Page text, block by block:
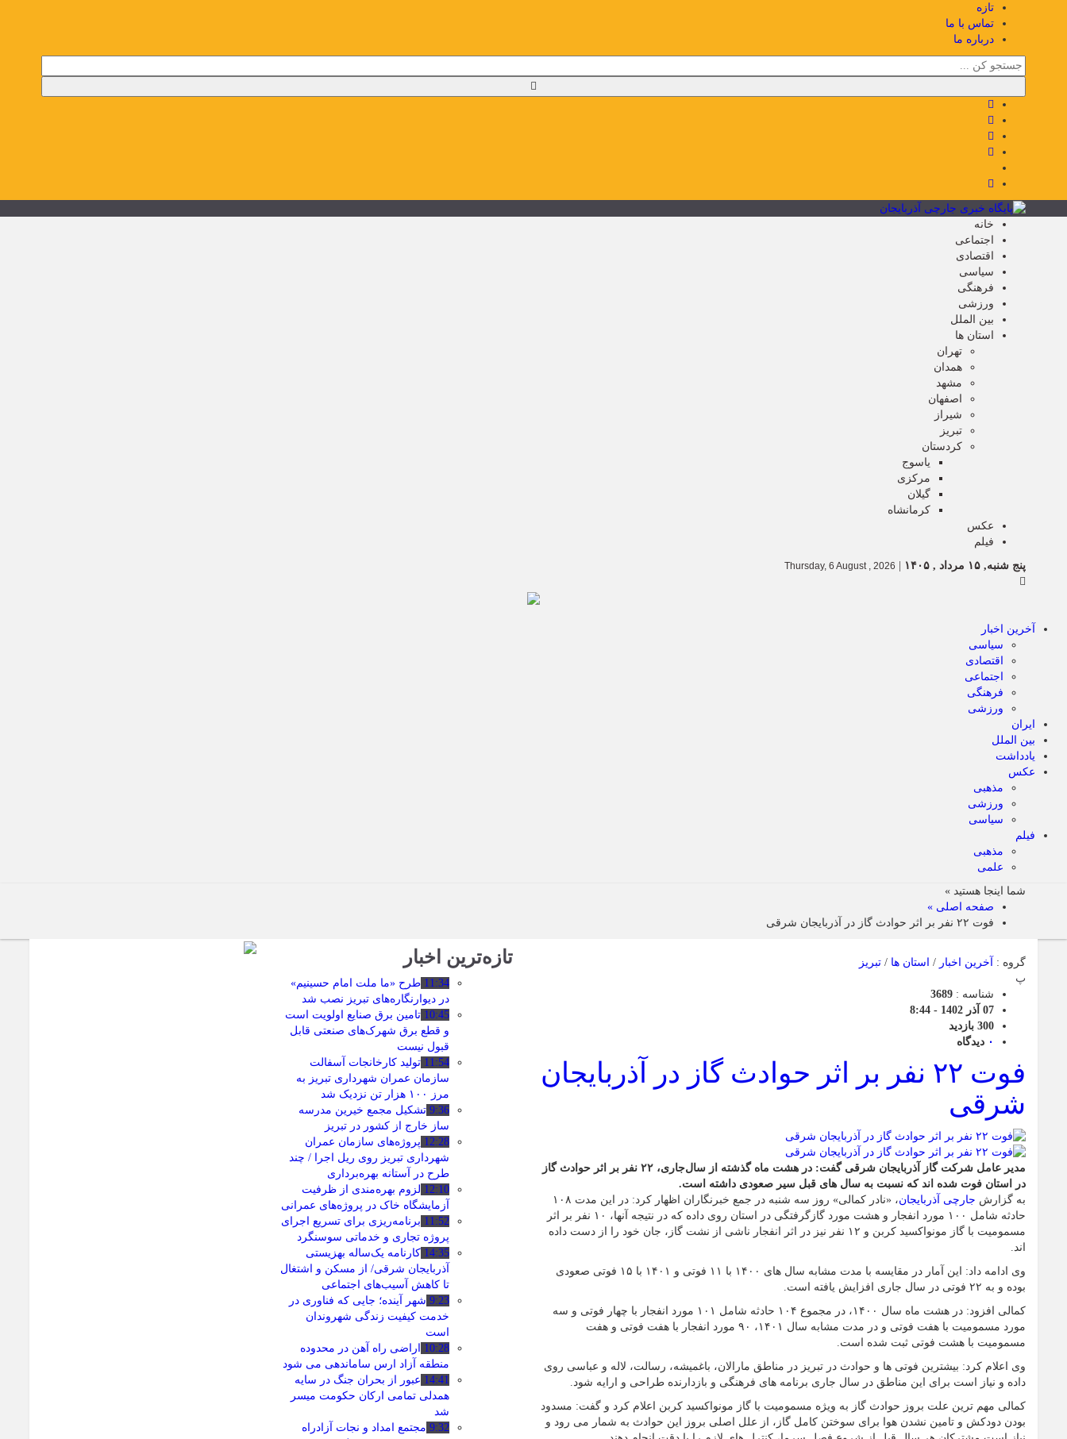
تازه
تماس با ما
درباره ما
خانه
اجتماعی
اقتصادی
سیاسی
فرهنگی
ورزشی
بین الملل
استان ها
تهران
همدان
مشهد
اصفهان
شیراز
تبریز
کردستان
یاسوج
مرکزی
گیلان
کرمانشاه
عکس
فیلم
پنج شنبه, ۱۵ مرداد , ۱۴۰۵
Thursday, 6 August , 2026
آخرین اخبار
سیاسی
اقتصادی
اجتماعی
فرهنگی
ورزشی
ایران
بین الملل
یادداشت
عکس
مذهبی
ورزشی
سیاسی
فیلم
مذهبی
علمی
شما اینجا هستید »
صفحه اصلی »
فوت ۲۲ نفر بر اثر حوادث گاز در آذربایجان شرقی
گروه : آخرین اخبار / استان ها / تبریز
پ
شناسه : 3689
07 آذر 1402 - 8:44
300 بازدید
۰ دیدگاه
فوت ۲۲ نفر بر اثر حوادث گاز در آذربایجان
شرقی
مدیر عامل شرکت گاز آذربایجان شرقی گفت: در هشت ماه گذشته از سال‌جاری، ۲۲ نفر بر اثر حوادث گاز
در استان فوت شده اند که نسبت به سال های قبل سیر صعودی داشته است.
به گزارش جارچی آذربایجان
، «نادر کمالی» روز سه شنبه در جمع خبرنگاران اظهار کرد: در این مدت ۱۰۸
حادثه شامل ۱۰۰ مورد انفجار و هشت مورد گازگرفتگی در استان روی داده که در نتیجه آنها، ۱۰ نفر بر اثر
مسمومیت با گاز مونواکسید کربن و ۱۲ نفر نیز در اثر انفجار ناشی از نشت گاز، جان خود را از دست داده
اند.
وی ادامه داد: این آمار در مقایسه با مدت مشابه سال های ۱۴۰۰ با ۱۱ فوتی و ۱۴۰۱ با ۱۵ فوتی صعودی
بوده و به ۲۲ فوتی در سال جاری افزایش یافته است.
کمالی افزود: در هشت ماه سال ۱۴۰۰، در مجموع ۱۰۴ حادثه شامل ۱۰۱ مورد انفجار با چهار فوتی و سه
مورد مسمومیت با هفت فوتی و در مدت مشابه سال ۱۴۰۱، ۹۰ مورد انفجار با هفت فوتی و هفت
مسمومیت با هشت فوتی ثبت شده است.
وی اعلام کرد: بیشترین فوتی ها و حوادث در تبریز در مناطق مارالان، باغمیشه، رسالت، لاله و عباسی روی
داده و نیاز است برای این مناطق در سال جاری برنامه های فرهنگی و بازدارنده طراحی و ارایه شود.
کمالی مهم ترین علت بروز حوادث گاز به ویژه مسمومیت با گاز مونواکسید کربن اعلام کرد و گفت: مسدود
بودن دودکش و تامین نشدن هوا برای سوختن کامل گاز، از علل اصلی بروز این حوادث به شمار می رود و
تازه‌ترین اخبار
11:34 طرح «ما ملت امام حسینیم»
در دیوارنگاره‌های تبریز نصب شد
10:45 تامین برق صنایع اولویت است
و قطع برق شهرک‌های صنعتی قابل
قبول نیست
11:54 تولید کارخانجات آسفالت
سازمان عمران شهرداری تبریز به
مرز ۱۰۰ هزار تن نزدیک شد
9:36 تشکیل مجمع خیرین مدرسه
‌ساز خارج از کشور در تبریز
12:28 پروژه‌های سازمان عمران
شهرداری تبریز روی ریل اجرا / چند
طرح در آستانه بهره‌برداری
12:10 لزوم بهره‌مندی از ظرفیت
آزمایشگاه خاک در پروژه‌های عمرانی
11:52 برنامه‌ریزی برای تسریع اجرای
پروژه تجاری و خدماتی سوسنگرد
14:35 کارنامه یک‌ساله بهزیستی
آذربایجان شرقی/ از مسکن و اشتغال
تا کاهش آسیب‌های اجتماعی
9:23 شهر آینده؛ جایی که فناوری در
خدمت کیفیت زندگی شهروندان
است
10:28
اراضی راه آهن در محدوده
منطقه آزاد ارس ساماندهی می شود
14:41 عبور از بحران جنگ در سایه
همدلی تمامی ارکان حکومت میسر
شد
9:32 مجتمع امداد و نجات آزادراه